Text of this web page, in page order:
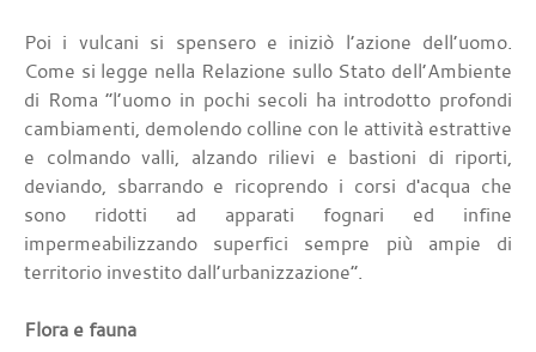
Poi i vulcani si spensero e iniziò l’azione dell’uomo.
Come si legge nella Relazione sullo Stato dell’Ambiente
di Roma “l’uomo in pochi secoli ha introdotto profondi
cambiamenti, demolendo colline con le attività estrattive
e colmando valli, alzando rilievi e bastioni di riporti,
deviando, sbarrando e ricoprendo i corsi d'acqua che
sono ridotti ad apparati fognari ed infine
impermeabilizzando superfici sempre più ampie di
territorio investito dall’urbanizzazione”.
Flora e fauna